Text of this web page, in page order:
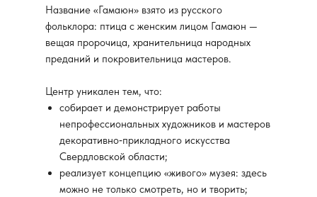
Название «Гамаюн» взято из русского
фольклора: птица с женским лицом Гамаюн —
вещая пророчица, хранительница народных
преданий и покровительница мастеров.
Центр уникален тем, что:
собирает и демонстрирует работы
непрофессиональных художников и мастеров
декоративно‑прикладного искусства
Свердловской области;
реализует концепцию «живого» музея: здесь
можно не только смотреть, но и творить;